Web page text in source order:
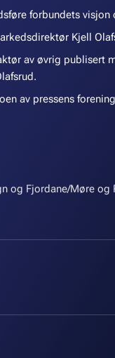
forbundets visjon
Kjell
av øvrig publisert
av pressens
og Fjordane/Møre og